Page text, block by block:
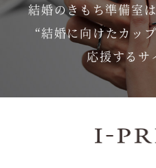
結婚のきもち準備室
“結婚に向けたカッ
応援するサ